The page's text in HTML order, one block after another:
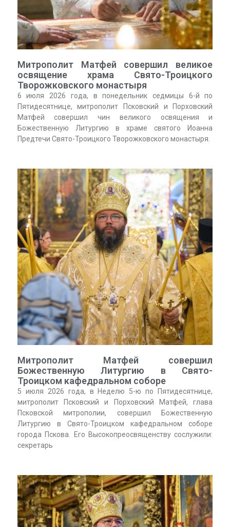
Митрополит Матфей совершил великое
освящение храма Свято-Троицкого
Творожковского монастыря
6 июля 2026 года, в понедельник седмицы 6-й по
Пятидесятнице, митрополит Псковский и Порховский
Матфей совершил чин великого освящения и
Божественную Литургию в храме святого Иоанна
Предтечи Свято-Троицкого Творожковского монастыря.
Митрополит Матфей совершил
Божественную Литургию в Свято-
Троицком кафедральном соборе
5 июля 2026 года, в Неделю 5-ю по Пятидесятнице,
митрополит Псковский и Порховский Матфей, глава
Псковской митрополии, совершил Божественную
Литургию в Свято-Троицком кафедральном соборе
города Пскова. Его Высокопреосвященству сослужили:
секретарь